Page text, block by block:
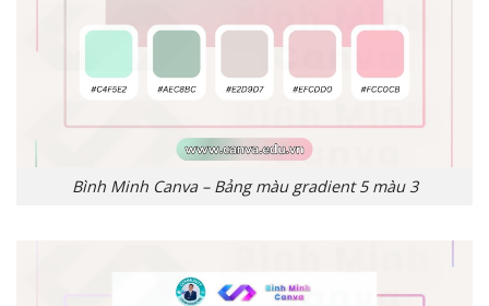
Bình Minh Canva – Bảng màu gradient 5 màu 3